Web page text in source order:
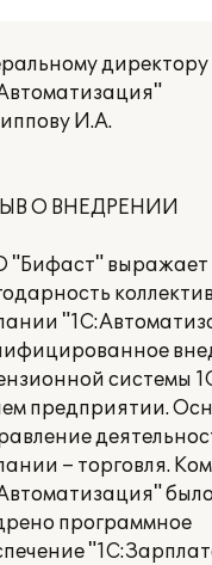
директору
И.А.
О ВНЕДРЕНИИ
выражает
системы
предприятии.
– торговля.
программное